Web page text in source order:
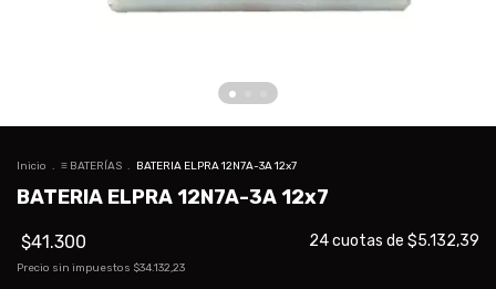
Inicio . ≡ BATERÍAS . BATERIA ELPRA 12N7A-3A 12x7
BATERIA ELPRA 12N7A-3A 12x7
$41.300 24cuotas de $5.132,39
Precio sin impuestos $34.132,23